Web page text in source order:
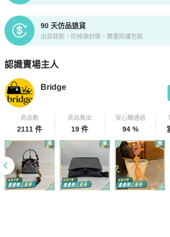
90 天仿品退貨
出貨錄影、防掉換封條、雙重防護包裝
認識賣場主人
PopChill 拍拍圈嚴選賣家
Bridge
商品數
2111 件
商品售出
19 件
安心購通過
94 %